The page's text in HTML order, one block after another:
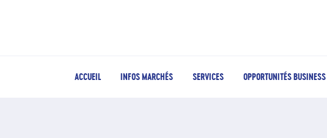
ACCUEIL INFOS MARCHÉS SERVICES OPPORTUNITÉS BUSINESS